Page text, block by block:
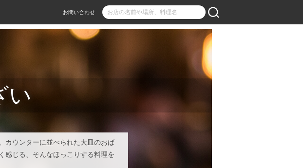
お問い合わせ
い
カウンターに並べられた大皿のおば
感じる、そんなほっこりする料理を